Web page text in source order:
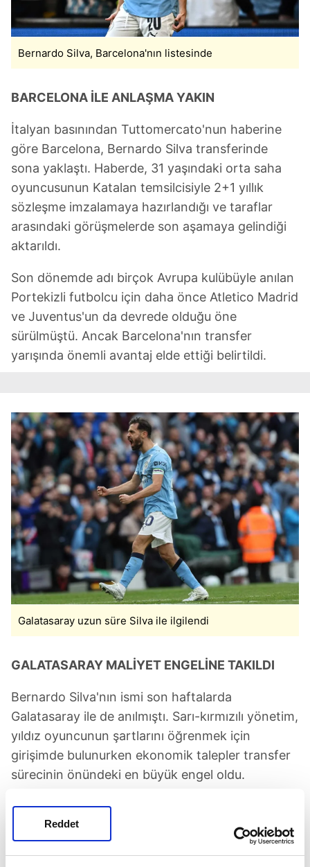
Reddet
Bernardo Silva, Barcelona'nın listesinde
BARCELONA İLE ANLAŞMA YAKIN
İtalyan basınından Tuttomercato'nun haberine
göre Barcelona, Bernardo Silva transferinde
sona yaklaştı. Haberde, 31 yaşındaki orta saha
oyuncusunun Katalan temsilcisiyle 2+1 yıllık
sözleşme imzalamaya hazırlandığı ve taraflar
arasındaki görüşmelerde son aşamaya gelindiği
aktarıldı.
Son dönemde adı birçok Avrupa kulübüyle anılan
Portekizli futbolcu için daha önce Atletico Madrid
ve Juventus'un da devrede olduğu öne
sürülmüştü. Ancak Barcelona'nın transfer
yarışında önemli avantaj elde ettiği belirtildi.
Galatasaray uzun süre Silva ile ilgilendi
GALATASARAY MALİYET ENGELİNE TAKILDI
Bernardo Silva'nın ismi son haftalarda
Galatasaray ile de anılmıştı. Sarı-kırmızılı yönetim,
yıldız oyuncunun şartlarını öğrenmek için
girişimde bulunurken ekonomik talepler transfer
sürecinin önündeki en büyük engel oldu.
Portekizli futbolcunun maaş ve imza parası dahil
toplam maliyetinin üç yıllık süreçte 50 milyon
euro seviyesine ulaşması nedeniyle